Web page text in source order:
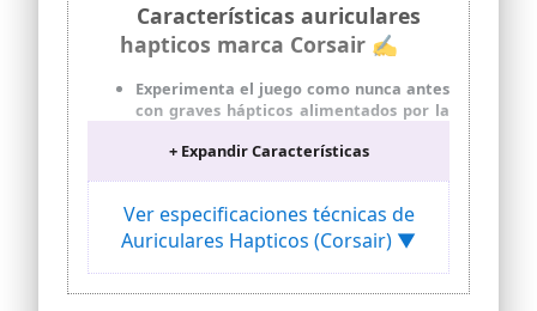
Características auriculares
hapticos marca Corsair ✍
Experimenta el juego como nunca antes
con graves hápticos alimentados por la
mucho más amplia de frecuencias
Las almohadillas ajustables equipadas
con espuma viscoelástica de felpa
proporcionan una comodidad
excepcional para horas de juego.
+ Expandir Características
Ver especificaciones técnicas de
Auriculares Hapticos (Corsair) ▼